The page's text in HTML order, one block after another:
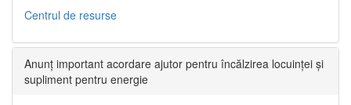
Centrul de resurse
Anunț important acordare ajutor pentru încălzirea locuinței și
supliment pentru energie